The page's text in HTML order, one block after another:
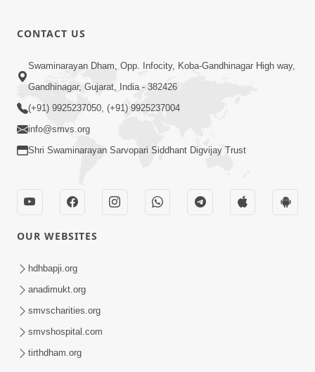
CONTACT US
Swaminarayan Dham, Opp. Infocity, Koba-Gandhinagar High way,
Gandhinagar, Gujarat, India - 382426
(+91) 9925237050, (+91) 9925237004
info@smvs.org
Shri Swaminarayan Sarvopari Siddhant Digvijay Trust
OUR WEBSITES
hdhbapji.org
anadimukt.org
smvscharities.org
smvshospital.com
tirthdham.org